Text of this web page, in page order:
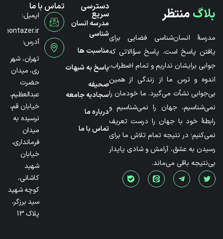
بلاگمنتظر
مدرسۀ انسان‌شناسی فضایی برای
یافتن پاسخ است. پاسخ سؤالاتی که
جوابی برایشان نداریم و تمام اضطراب،
اندوه و ترس ما از زندگی از همین
بی‌جوابی نشأت می‌گیرد. ما خودمان را
نمی‌شناسیم، جهان را نمی‌شناسیم و
رابطۀ خود با جهان را درست تعریف
نمی‌کنیم؛ در نتیجه تمام تلاش ما برای
رسیدن به عشق، آرامش و شادی پایدار
بی‌نتیجه باقی می‌ماند.
دسترسی
سریع
مدرسه انسان
شناسی
مناسبت ها
پاسخ به شبهات
صحیفه
سجادیه جامعه
درباره ما
تماس با ما
تماس با ما
ایمیل:
آدرس:
تهران، شهر
ری، میدان
حضرت
عبدالعظیم،
خیابان قم،
نرسیده به
میدان
فرمانداری،
خیابان
شهید
کاشانی،
کوچه شهید
سید برزگر،
پلاک 13